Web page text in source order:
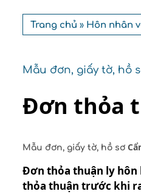
Trang chủ » Hôn nhân
Mẫu đơn, giấy tờ, hồ
Đơn thỏa
Mẫu đơn, giấy tờ, hồ sơ
Đơn thỏa thuận ly hôn
thỏa thuận trước khi